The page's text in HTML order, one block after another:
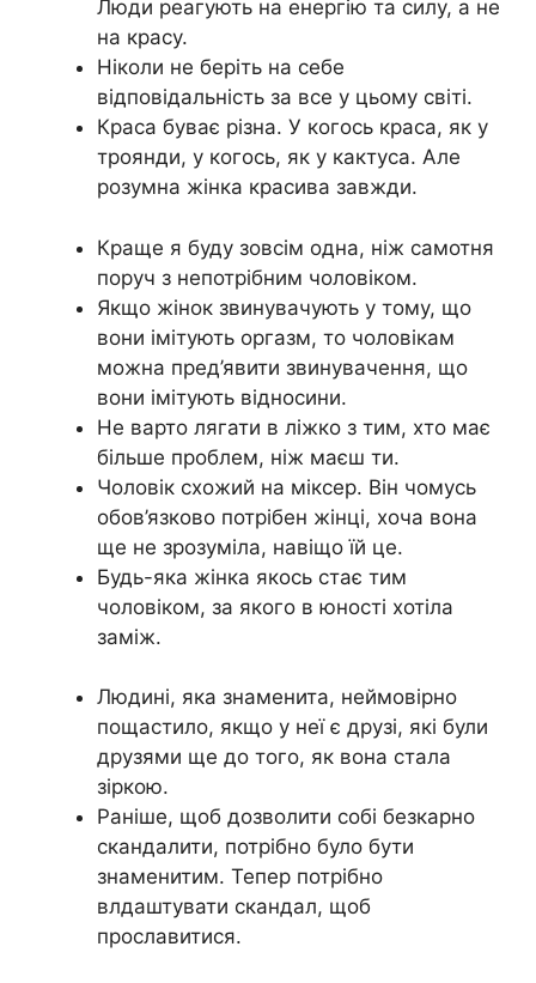
Люди реагують на енергію та силу, а не
на красу.
Ніколи не беріть на себе
відповідальність за все у цьому світі.
Краса буває різна. У когось краса, як у
троянди, у когось, як у кактуса. Але
розумна жінка красива завжди.
Краще я буду зовсім одна, ніж самотня
поруч з непотрібним чоловіком.
Якщо жінок звинувачують у тому, що
вони імітують оргазм, то чоловікам
можна пред’явити звинувачення, що
вони імітують відносини.
Не варто лягати в ліжко з тим, хто має
більше проблем, ніж маєш ти.
Чоловік схожий на міксер. Він чомусь
обов’язково потрібен жінці, хоча вона
ще не зрозуміла, навіщо їй це.
Будь-яка жінка якось стає тим
чоловіком, за якого в юності хотіла
заміж.
Людині, яка знаменита, неймовірно
пощастило, якщо у неї є друзі, які були
друзями ще до того, як вона стала
зіркою.
Раніше, щоб дозволити собі безкарно
скандалити, потрібно було бути
знаменитим. Тепер потрібно
влдаштувати скандал, щоб
прославитися.